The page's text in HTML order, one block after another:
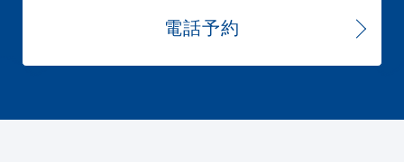
電話予約